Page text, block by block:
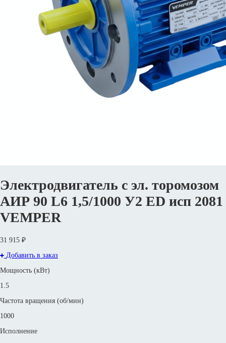
Электродвигатель с эл. торомозом
АИР 90 L6 1,5/1000 У2 ED исп 2081
VEMPER
31 915 ₽
Добавить в заказ
Мощность (кВт)
1.5
Частота вращения (об/мин)
1000
Исполнение